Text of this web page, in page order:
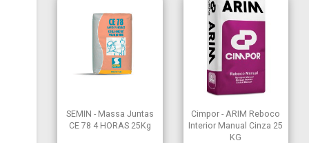
 Vista rápida
SEMIN - Massa Juntas
CE 78 4 HORAS 25Kg
 Vista rápida
Cimpor - ARIM Reboco
Interior Manual Cinza 25
KG